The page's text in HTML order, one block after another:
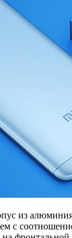
из
с